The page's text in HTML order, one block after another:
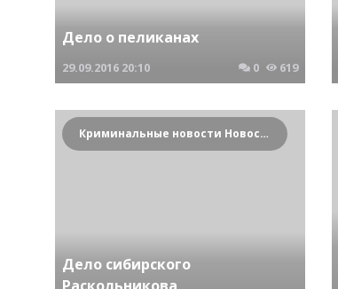
Дело о пеликанах
29.09.2016 20:10 0 619
Криминальные новости Новосибирска и Сибирского региона
Дело сибирского